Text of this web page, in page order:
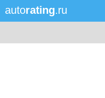
autorating.ru